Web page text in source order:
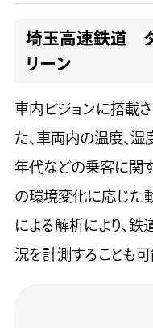
埼玉高速鉄道 ダ
リーン
車内ビジョンに搭載
た、車両内の温度、湿
年代などの乗客に関
の環境変化に応じた
による解析により、
況を計測することも可